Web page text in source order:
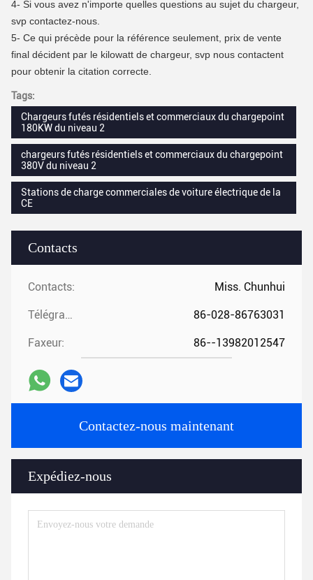
Contacts
Contacts: Miss. Chunhui
Télégramme: 86-028-86763031
Faxeur: 86--13982012547
Contactez-nous maintenant
Expédiez-nous
4- Si vous avez n'importe quelles questions au sujet du chargeur,
svp contactez-nous.
5- Ce qui précède pour la référence seulement, prix de vente
final décident par le kilowatt de chargeur, svp nous contactent
pour obtenir la citation correcte.
Tags:
Chargeurs futés résidentiels et commerciaux du chargepoint
180KW du niveau 2
chargeurs futés résidentiels et commerciaux du chargepoint
380V du niveau 2
Stations de charge commerciales de voiture électrique de la
CE